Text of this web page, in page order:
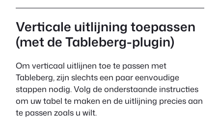
Verticale uitlijning toepassen
(met de Tableberg-plugin)
Om verticaal uitlijnen toe te passen met
Tableberg, zijn slechts een paar eenvoudige
stappen nodig. Volg de onderstaande instructies
om uw tabel te maken en de uitlijning precies aan
te passen zoals u wilt.